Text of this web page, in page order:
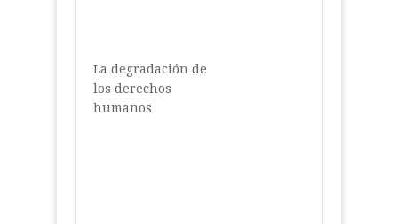
La degradación de
los derechos
humanos